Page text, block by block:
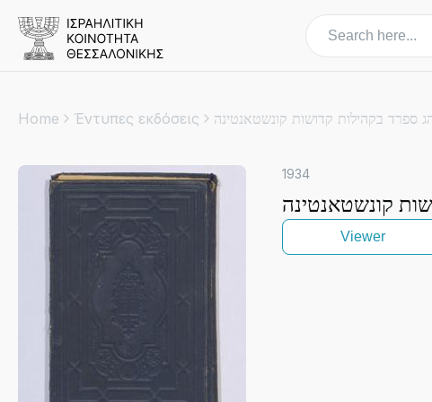
Home Έντυπες εκδόσεις ספרד בקהילות קדושות קונשטאנטינה
1934
קונשטאנטינה
Viewer